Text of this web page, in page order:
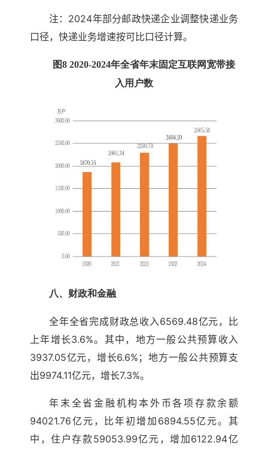
注：2024年部分邮政快递企业调整快递业务
口径，快递业务增速按可比口径计算。
图8 2020-2024年全省年末固定互联网宽带接
入用户数
八、财政和金融
全年全省完成财政总收入6569.48亿元，比
上年增长3.6%。其中，地方一般公共预算收入
3937.05亿元，增长6.6%；地方一般公共预算支
出9974.11亿元，增长7.3%。
年末全省金融机构本外币各项存款余额
94021.76亿元，比年初增加6894.55亿元。其
中，住户存款59053.99亿元，增加6122.94亿